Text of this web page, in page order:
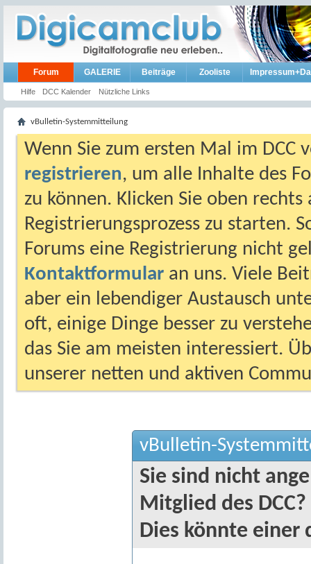
Forum
Hilfe DCC Kalender Nützliche Links
GALERIE Beiträge Zooliste
vBulletin-Systemmitteilung
Wenn Sie zum ersten Mal im DCC
registrieren, um alle Inhalte des
zu können. Klicken Sie oben
Registrierungsprozess zu starten.
Forums eine Registrierung nicht
Kontaktformular an uns. Viele
aber ein lebendiger Austausch
oft, einige Dinge besser zu
das Sie am meisten interessiert.
unserer netten und aktiven
vBulletin-
Sie sind nicht
Mitglied des DCC?
Dies könnte einer